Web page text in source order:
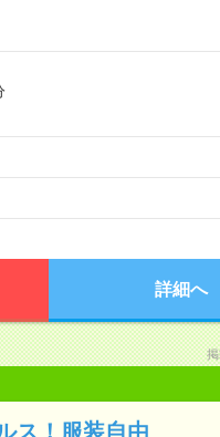
詳細へ
ス！服装自由